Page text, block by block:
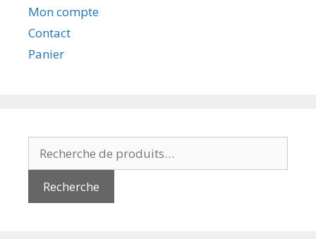
Mon compte
Contact
Panier
Recherche